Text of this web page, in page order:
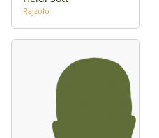
Rajzoló